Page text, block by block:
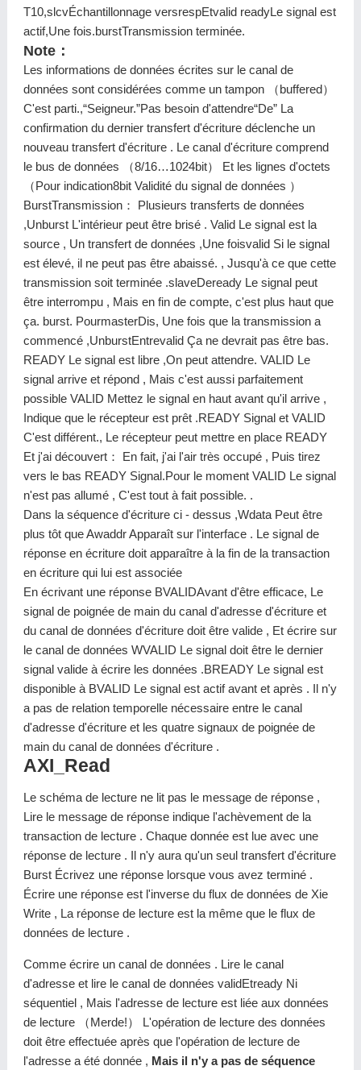
T10,slcvÉchantillonnage versrespEtvalid readyLe signal est
actif,Une fois.burstTransmission terminée.
Note：
Les informations de données écrites sur le canal de
données sont considérées comme un tampon （buffered）
C'est parti.,“Seigneur.”Pas besoin d'attendre“De” La
confirmation du dernier transfert d'écriture déclenche un
nouveau transfert d'écriture . Le canal d'écriture comprend
le bus de données （8/16…1024bit） Et les lignes d'octets
（Pour indication8bit Validité du signal de données ）
BurstTransmission： Plusieurs transferts de données
,Unburst L'intérieur peut être brisé . Valid Le signal est la
source , Un transfert de données ,Une foisvalid Si le signal
est élevé, il ne peut pas être abaissé. , Jusqu'à ce que cette
transmission soit terminée .slaveDeready Le signal peut
être interrompu , Mais en fin de compte, c'est plus haut que
ça. burst. PourmasterDis, Une fois que la transmission a
commencé ,UnburstEntrevalid Ça ne devrait pas être bas.
READY Le signal est libre ,On peut attendre. VALID Le
signal arrive et répond , Mais c'est aussi parfaitement
possible VALID Mettez le signal en haut avant qu'il arrive ,
Indique que le récepteur est prêt .READY Signal et VALID
C'est différent., Le récepteur peut mettre en place READY
Et j'ai découvert： En fait, j'ai l'air très occupé , Puis tirez
vers le bas READY Signal.Pour le moment VALID Le signal
n'est pas allumé , C'est tout à fait possible. .
Dans la séquence d'écriture ci - dessus ,Wdata Peut être
plus tôt que Awaddr Apparaît sur l'interface . Le signal de
réponse en écriture doit apparaître à la fin de la transaction
en écriture qui lui est associée
En écrivant une réponse BVALIDAvant d'être efficace, Le
signal de poignée de main du canal d'adresse d'écriture et
du canal de données d'écriture doit être valide , Et écrire sur
le canal de données WVALID Le signal doit être le dernier
signal valide à écrire les données .BREADY Le signal est
disponible à BVALID Le signal est actif avant et après . Il n'y
a pas de relation temporelle nécessaire entre le canal
d'adresse d'écriture et les quatre signaux de poignée de
main du canal de données d'écriture .
AXI_Read
Le schéma de lecture ne lit pas le message de réponse ,
Lire le message de réponse indique l'achèvement de la
transaction de lecture . Chaque donnée est lue avec une
réponse de lecture . Il n'y aura qu'un seul transfert d'écriture
Burst Écrivez une réponse lorsque vous avez terminé .
Écrire une réponse est l'inverse du flux de données de Xie
Write , La réponse de lecture est la même que le flux de
données de lecture .
Comme écrire un canal de données . Lire le canal
d'adresse et lire le canal de données validEtready Ni
séquentiel , Mais l'adresse de lecture est liée aux données
de lecture （Merde!） L'opération de lecture des données
doit être effectuée après que l'opération de lecture de
l'adresse a été donnée , Mais il n'y a pas de séquence